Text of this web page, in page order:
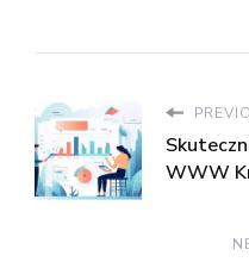
WWW